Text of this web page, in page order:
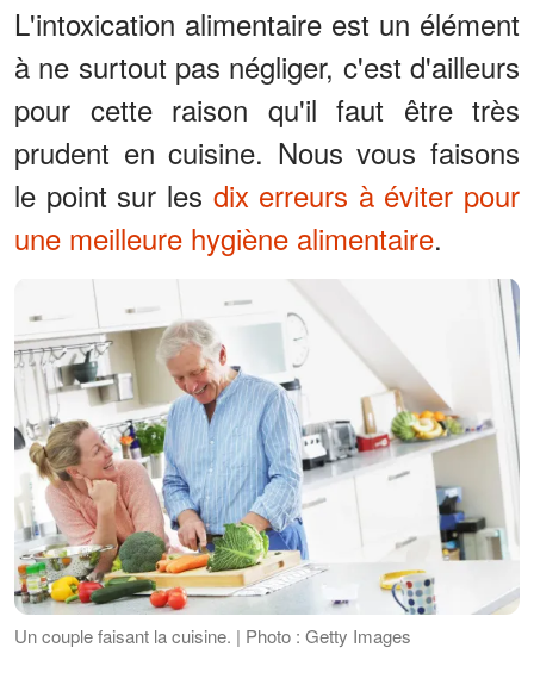
L'intoxication alimentaire est un élément
à ne surtout pas négliger, c'est d'ailleurs
pour cette raison qu'il faut être très
prudent en cuisine. Nous vous faisons
le point sur les dix erreurs à éviter pour
une meilleure hygiène alimentaire.
Un couple faisant la cuisine. | Photo : Getty Images